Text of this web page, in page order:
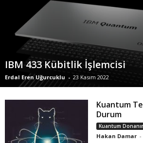
IBM 433 Kübitlik İşlemcisi
Erdal Eren Uğurcuklu - 23 Kasım 2022
Kuantum
Durum
Kuantum
Hakan Damar -